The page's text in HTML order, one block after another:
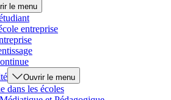
le menu
entreprise
Ouvrir le menu
dans les écoles